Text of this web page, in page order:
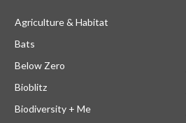
Agriculture & Habitat
Bats
Below Zero
Bioblitz
Biodiversity + Me